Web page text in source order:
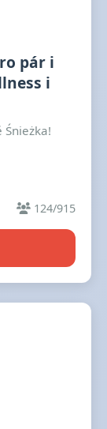
pár i
i
Śnieżka!
124/915